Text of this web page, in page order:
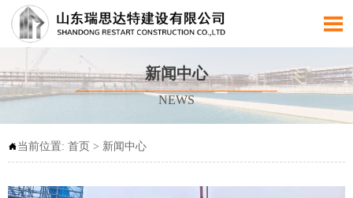

新闻中心
NEWS
当前位置: 首页 > 新闻中心